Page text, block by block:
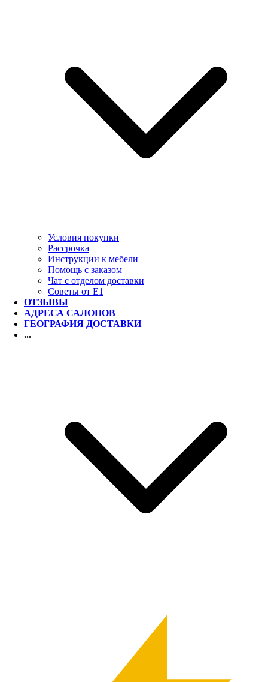
Условия покупки
Рассрочка
Инструкции к мебели
Помощь с заказом
Чат с отделом доставки
Советы от Е1
ОТЗЫВЫ
АДРЕСА САЛОНОВ
ГЕОГРАФИЯ ДОСТАВКИ
...